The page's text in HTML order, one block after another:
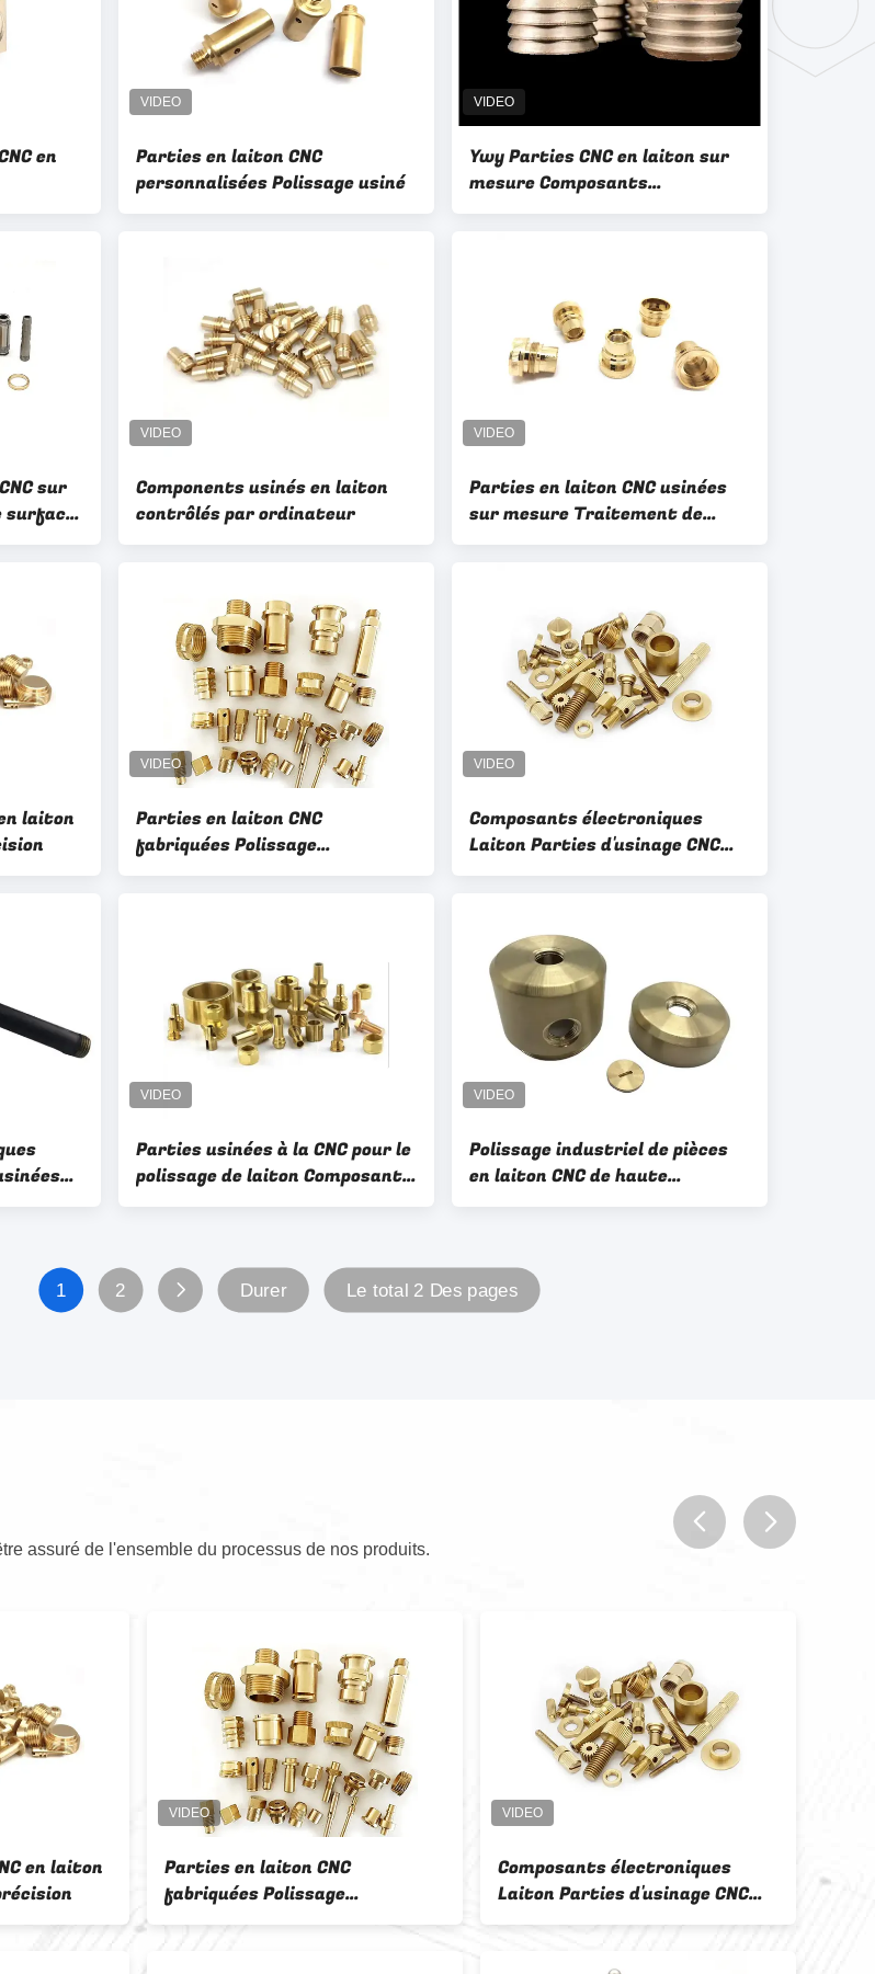
en
Parties en laiton CNC
personnalisées Polissage usiné
Ywy Parties CNC en laiton sur
mesure Composants
électroniques
sur
surface
Components usinés en laiton
contrôlés par ordinateur
Parties en laiton CNC usinées
sur mesure Traitement de
surface de polissage
laiton
Parties en laiton CNC
fabriquées Polissage
Machinerie CNC
Composants électroniques
Laiton Parties d'usinage CNC
Polissage
Parties usinées à la CNC pour le
polissage de laiton Composants
électroniques
Polissage industriel de pièces
en laiton CNC de haute
précision
1 2 Durer Le total 2 Des pages
assuré de l'ensemble du processus de nos produits.
en laiton
Parties en laiton CNC
fabriquées Polissage
Machinerie CNC
Composants électroniques
Laiton Parties d'usinage CNC
Polissage